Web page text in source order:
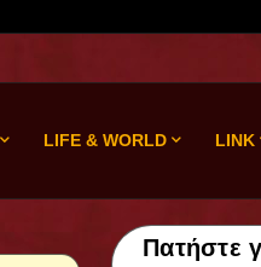
LIFE & WORLD LINK
Πατήστε